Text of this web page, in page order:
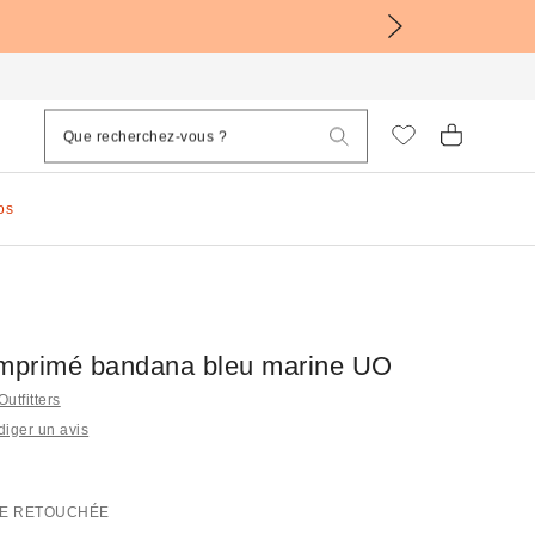
bandana bleu marine UO
un avis
RETOUCHÉE